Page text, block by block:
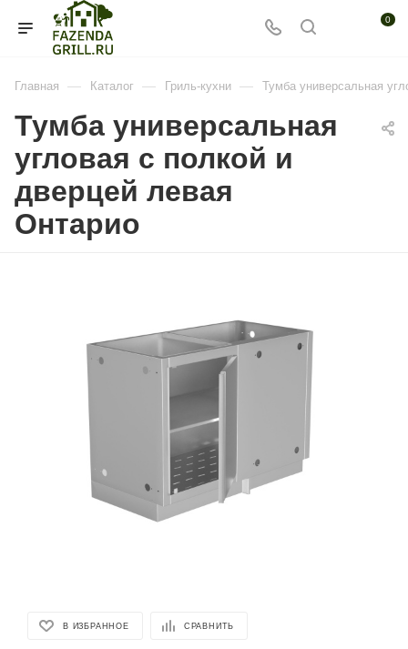
0
Главная — Каталог — Гриль-кухни — Тумба универсальная
Тумба универсальная
угловая с полкой и
дверцей левая
Онтарио
В ИЗБРАННОЕ СРАВНИТЬ